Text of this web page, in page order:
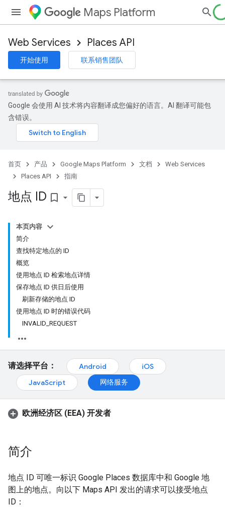
Maps Platform
Web Services Places API
开始使用 联系销售团队
Google 会使用 AI 技术将内容翻译成您偏好的语言。AI 翻译可能包
含错误。
首页 产品 Google Maps Platform 文档
Web Services
Places API
指南
地点 ID bookmark_border
本页内容
简介
查找特定地点的 ID
概览
使用地点 ID 检索地点详情
保存地点 ID 供日后使用
刷新存储的地点 ID
使用地点 ID 时的错误代码
INVALID_REQUEST
请选择平台： Android
iOS
JavaScript
网络服务
欧洲经济区 (EEA) 开发者
简介
地点 ID 可唯一标识 Google Places 数据库中和 Google 地
图上的地点。向以下 Maps API 发出的请求可以接受地点
ID：